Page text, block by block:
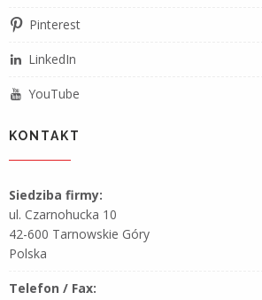
Pinterest
LinkedIn
YouTube
KONTAKT
Siedziba firmy:
ul. Czarnohucka 10
42-600 Tarnowskie Góry
Polska
Telefon / Fax: